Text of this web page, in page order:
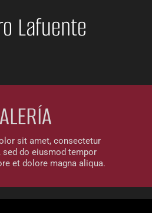
Lafuente
sit amet, consectetur
do eiusmod tempor
et dolore magna aliqua.